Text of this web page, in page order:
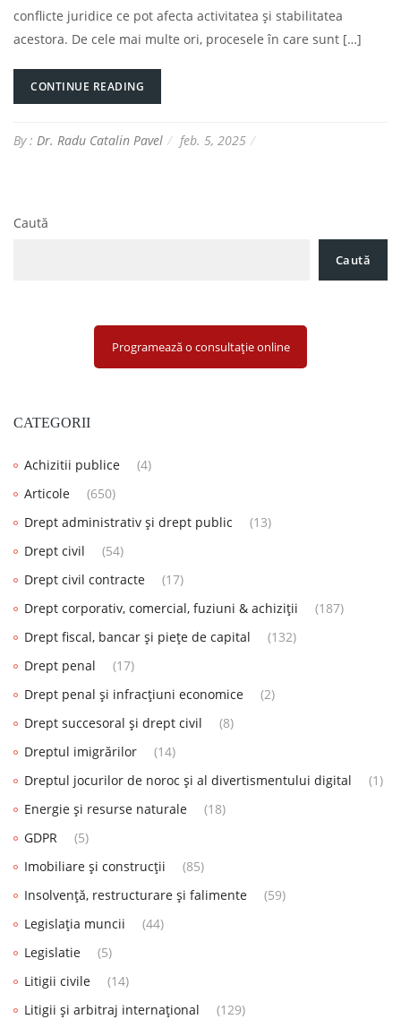
conflicte juridice ce pot afecta activitatea și stabilitatea
acestora. De cele mai multe ori, procesele în care sunt […]
CONTINUE READING
By : Dr. Radu Catalin Pavel feb. 5, 2025
Caută
Caută
Programează o consultație online
CATEGORII
Achizitii publice
(4)
Articole
(650)
Drept administrativ și drept public
(13)
Drept civil
(54)
Drept civil contracte
(17)
Drept corporativ, comercial, fuziuni & achiziții
(187)
Drept fiscal, bancar și piețe de capital
(132)
Drept penal
(17)
Drept penal și infracțiuni economice
(2)
Drept succesoral și drept civil
(8)
Dreptul imigrărilor
(14)
Dreptul jocurilor de noroc și al divertismentului digital
(1)
Energie și resurse naturale
(18)
GDPR
(5)
Imobiliare și construcții
(85)
Insolvență, restructurare și falimente
(59)
Legislația muncii
(44)
Legislatie
(5)
Litigii civile
(14)
Litigii și arbitraj internațional
(129)